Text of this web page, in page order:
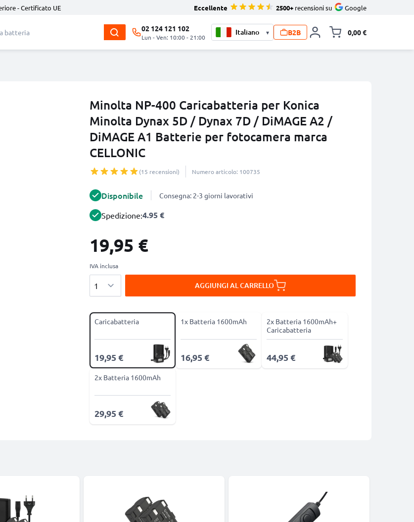
- Certificato UE Eccellente 2500+ recensioni su Google
02 124 121 102
Lun - Ven: 10:00 - 21:00
▾ B2B 0,00 €
Minolta NP-400 Caricabatteria per Konica
Minolta Dynax 5D / Dynax 7D / DiMAGE A2 /
DiMAGE A1 Batterie per fotocamera marca
CELLONIC
(15 recensioni) Numero articolo: 100735
Disponibile Consegna: 2-3 giorni lavorativi
Spedizione:4.95 €
19,95 €
IVA inclusa
AGGIUNGI AL CARRELLO
Caricabatteria
19,95 €
1x Batteria 1600mAh
16,95 €
2x Batteria 1600mAh+
Caricabatteria
44,95 €
2x Batteria 1600mAh
29,95 €